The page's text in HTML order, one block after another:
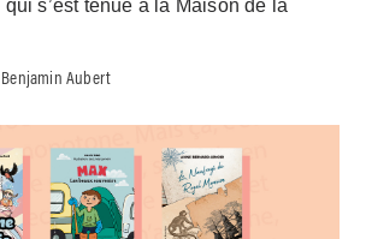
qui s’est tenue à la Maison de la
Benjamin Aubert